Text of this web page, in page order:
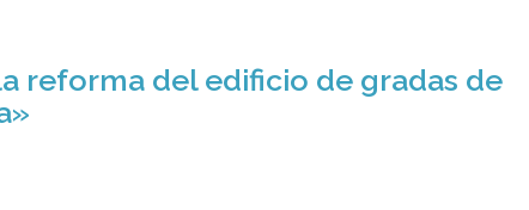
reforma del edificio de gradas de
»